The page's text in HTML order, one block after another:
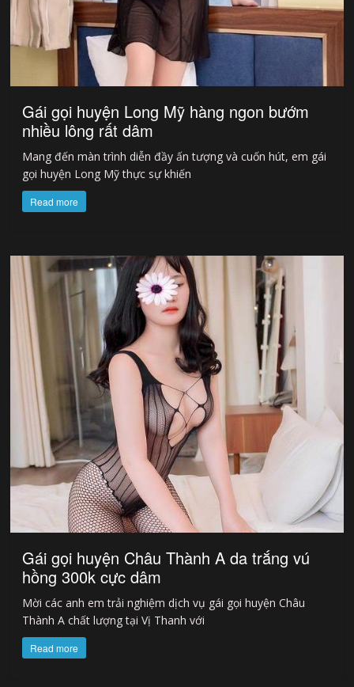
Gái gọi huyện Long Mỹ hàng ngon bướm
nhiều lông rất dâm
Mang đến màn trình diễn đầy ấn tượng và cuốn hút, em gái
gọi huyện Long Mỹ thực sự khiến
Read more
Gái gọi huyện Châu Thành A da trắng vú
hồng 300k cực dâm
Mời các anh em trải nghiệm dịch vụ gái gọi huyện Châu
Thành A chất lượng tại Vị Thanh với
Read more